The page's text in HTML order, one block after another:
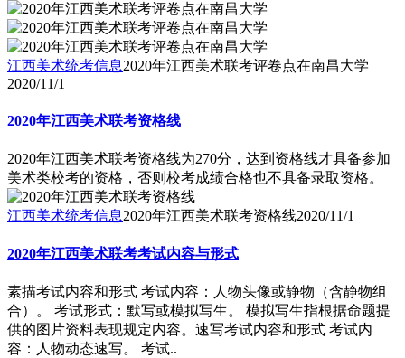
江西美术统考信息2020年江西美术联考评卷点在南昌大学
2020/11/1
2020年江西美术联考资格线
2020年江西美术联考资格线为270分，达到资格线才具备参加
美术类校考的资格，否则校考成绩合格也不具备录取资格。
江西美术统考信息2020年江西美术联考资格线2020/11/1
2020年江西美术联考考试内容与形式
素描考试内容和形式 考试内容：人物头像或静物（含静物组
合）。 考试形式：默写或模拟写生。 模拟写生指根据命题提
供的图片资料表现规定内容。速写考试内容和形式 考试内
容：人物动态速写。 考试..